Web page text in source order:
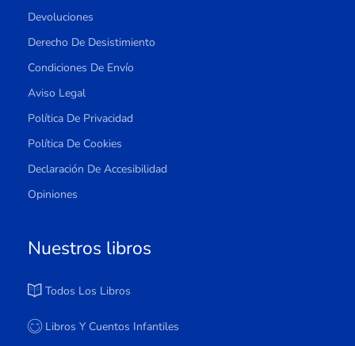
Devoluciones
Derecho De Desistimiento
Condiciones De Envío
Aviso Legal
Política De Privacidad
Política De Cookies
Declaración De Accesibilidad
Opiniones
Nuestros libros
Todos Los Libros
Libros Y Cuentos Infantiles